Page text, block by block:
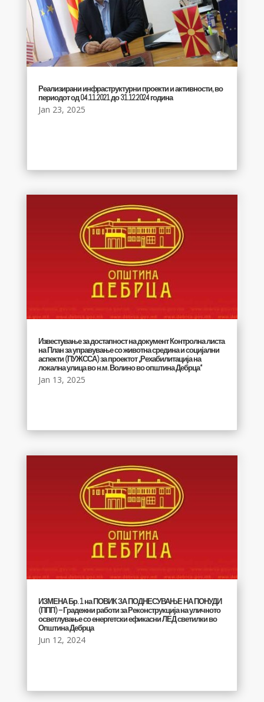
Реализирани инфраструктурни проекти и активности, во
периодот од 04.11.2021 до 31.12.2024 година
Jan 23, 2025
Известување за достапност на документ Контролна листа
на План за управување со животна средина и социјални
аспекти (ПУЖССА) за проектот „Рехабилитација на
локална улица во н.м. Волино во општина Дебрца“
Jan 13, 2025
ИЗМЕНА Бр. 1 на ПОВИК ЗА ПОДНЕСУВАЊЕ НА ПОНУДИ
(ППП) – Градежни работи за Реконструкција на уличното
осветлување со енергетски ефикасни ЛЕД светилки во
Општина Дебрца
Jun 12, 2024